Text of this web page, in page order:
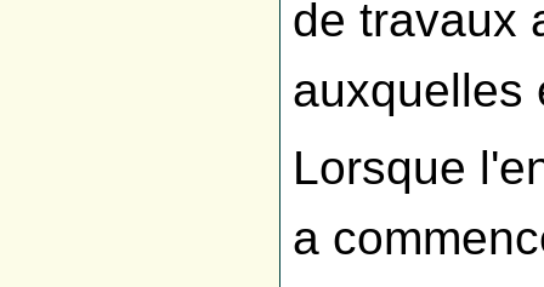
de travaux
auxquelles
Lorsque
a